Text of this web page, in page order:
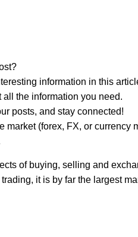
information in this
the information you need.
posts, and stay connected!
market (forex, FX, or currency
of buying, selling and
trading, it is by far the largest